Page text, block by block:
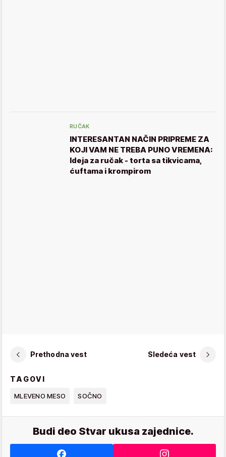
RUČAK
INTERESANTAN NAČIN PRIPREME ZA
KOJI VAM NE TREBA PUNO VREMENA:
Ideja za ručak - torta sa tikvicama,
ćuftama i krompirom
Prethodna vest Sledeća vest
TAGOVI
MLEVENO MESO SOČNO
Budi deo Stvar ukusa zajednice.